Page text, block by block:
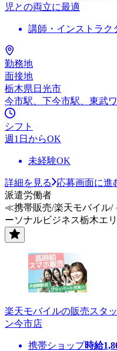
児との両立に最適
講師・インストラク
勤務地
面接地
栃木県日光市
今市駅、下今市駅、東武
シフト
週1日からOK
未経験OK
詳細を見る
応募画面に進
派遣労働者
≪携帯販売/楽天モバイル/
ーソナルビジネス栃木エ
楽天モバイルの販売スタ
ン今市店
携帯ショップ時給